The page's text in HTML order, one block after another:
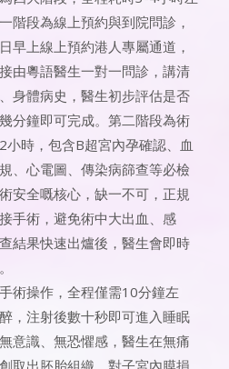
階段為線上預約與到院問診，
早上線上預約港人專屬通道，
由粵語醫生一對一問診，講清
身體病史，醫生初步評估是否
分鐘即可完成。第二階段為術
時，包含B超宮內孕確認、血
、心電圖、傳染病篩查等必檢
安全嘅核心，缺一不可，正規
手術，避免術中大出血、感
結果快速出爐後，醫生會即時
術操作，全程僅需10分鐘左
，注射後數十秒即可進入睡眠
意識、無恐懼感，醫生在無痛
取出胚胎組織，對子宮內膜損